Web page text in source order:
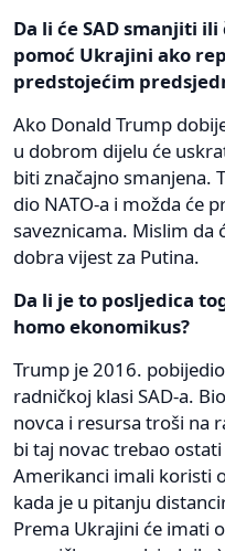
Da li će SAD smanjiti
pomoć Ukrajini ako
predstojećim
Ako Donald Trump
u dobrom dijelu će
biti značajno smanjena.
dio NATO-a i možda će
saveznicama. Mislim da
dobra vijest za Putina.
Da li je to posljedica
homo ekonomikus?
Trump je 2016.
radničkoj klasi SAD-a.
novca i resursa troši na
bi taj novac trebao
Amerikanci imali koristi
kada je u pitanju
Prema Ukrajini će imati